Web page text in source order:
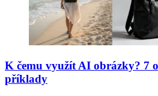
K čemu využít AI obrázky? 7
příklady